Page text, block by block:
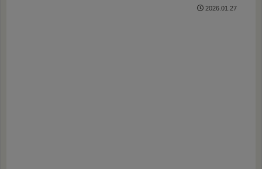
2026.01.27